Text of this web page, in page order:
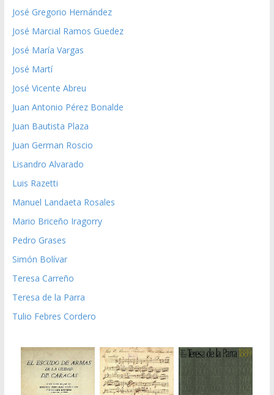
José Gregorio Hernández
José Marcial Ramos Guedez
José María Vargas
José Martí
José Vicente Abreu
Juan Antonio Pérez Bonalde
Juan Bautista Plaza
Juan German Roscio
Lisandro Alvarado
Luis Razetti
Manuel Landaeta Rosales
Mario Briceño Iragorry
Pedro Grases
Simón Bolívar
Teresa Carreño
Teresa de la Parra
Tulio Febres Cordero